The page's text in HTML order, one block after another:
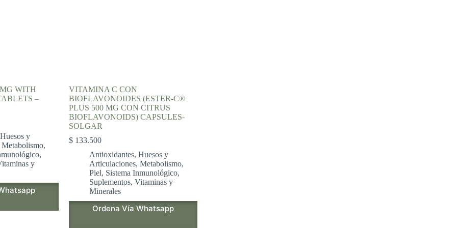
WITH
–
Huesos y
Metabolismo,
,
y
VITAMINA C CON
BIOFLAVONOIDES (ESTER-C®
PLUS 500 MG CON CITRUS
BIOFLAVONOIDS) CAPSULES-
SOLGAR
$ 133.500
Antioxidantes,Huesos y
Articulaciones,Metabolismo,
Piel, Sistema Inmunológico,
Suplementos,Vitaminas y
Minerales
Ordena Vía Whatsapp